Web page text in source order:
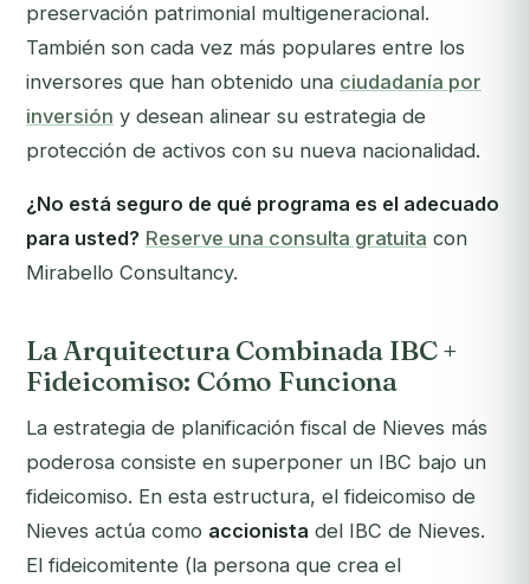
preservación patrimonial multigeneracional.
También son cada vez más populares entre los
inversores que han obtenido una ciudadanía por
inversión y desean alinear su estrategia de
protección de activos con su nueva nacionalidad.
¿No está seguro de qué programa es el adecuado
para usted? Reserve una consulta gratuita con
Mirabello Consultancy.
La Arquitectura Combinada IBC +
Fideicomiso: Cómo Funciona
La estrategia de planificación fiscal de Nieves más
poderosa consiste en superponer un IBC bajo un
fideicomiso. En esta estructura, el fideicomiso de
Nieves actúa como accionista del IBC de Nieves.
El fideicomitente (la persona que crea el